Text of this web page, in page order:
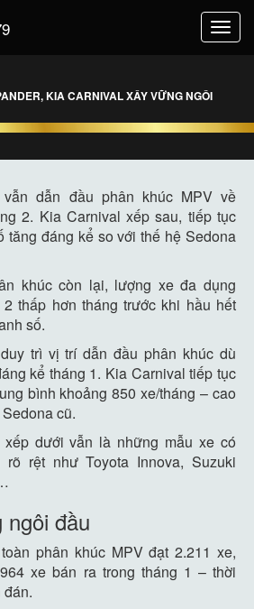
KIA CARNIVAL XÂY VỮNG NGÔI
vẫn dẫn đầu phân khúc MPV về
2. Kia Carnival xếp sau, tiếp tục
tăng đáng kể so với thế hệ Sedona
khúc còn lại, lượng xe đa dụng
thấp hơn tháng trước khi hầu hết
số.
trì vị trí dẫn đầu phân khúc dù
kể tháng 1. Kia Carnival tiếp tục
bình khoảng 850 xe/tháng – cao
cũ.
xếp dưới vẫn là những mẫu xe có
rệt như Toyota Innova, Suzuki
đầu
phân khúc MPV đạt 2.211 xe,
xe bán ra trong tháng 1 – thời